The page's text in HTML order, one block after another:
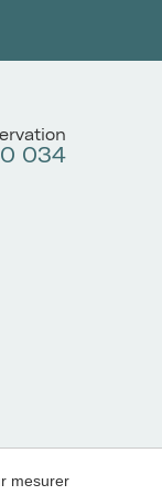
034
mesurer